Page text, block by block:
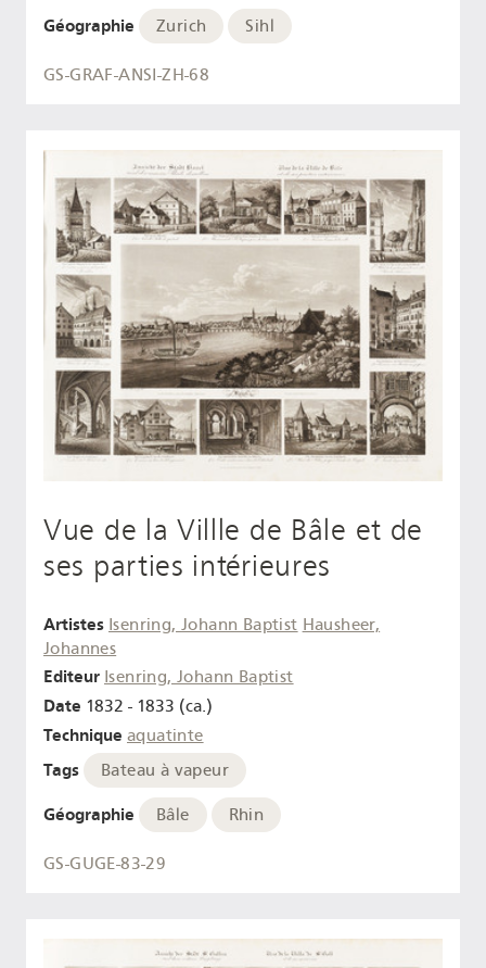
Géographie Zurich Sihl
GS-GRAF-ANSI-ZH-68
Vue de la Villle de Bâle et de
ses parties intérieures
Artistes Isenring, Johann Baptist Hausheer,
Johannes
Editeur Isenring, Johann Baptist
Date 1832 - 1833 (ca.)
Technique aquatinte
Tags Bateau à vapeur
Géographie Bâle Rhin
GS-GUGE-83-29